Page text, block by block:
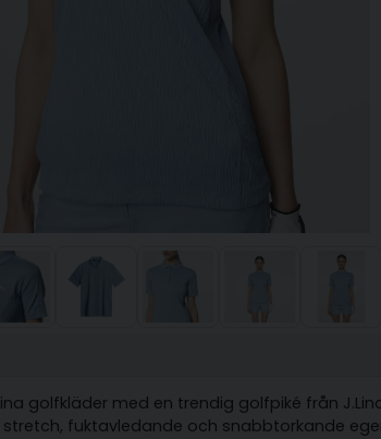
golfkläder med en trendig golfpiké från
fuktavledande och snabbtorkande